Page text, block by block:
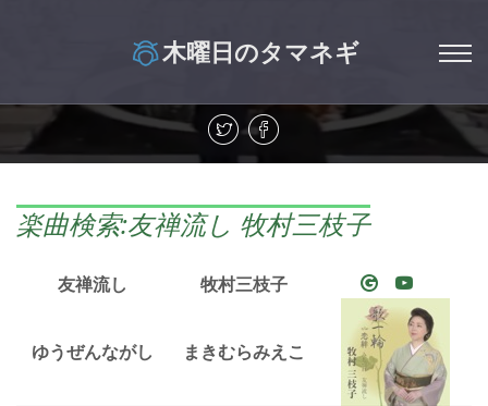
木曜日のタマネギ
楽曲検索:友禅流し 牧村三枝子
友禅流し 牧村三枝子
ゆうぜんながし まきむらみえこ